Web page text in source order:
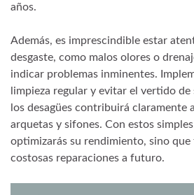
años.
Además, es imprescindible estar
desgaste, como malos olores o
indicar problemas inminentes.
limpieza regular y evitar el vertido
los desagües contribuirá claramente
arquetas y sifones. Con estos
optimizarás su rendimiento, sino que
costosas reparaciones a futuro.